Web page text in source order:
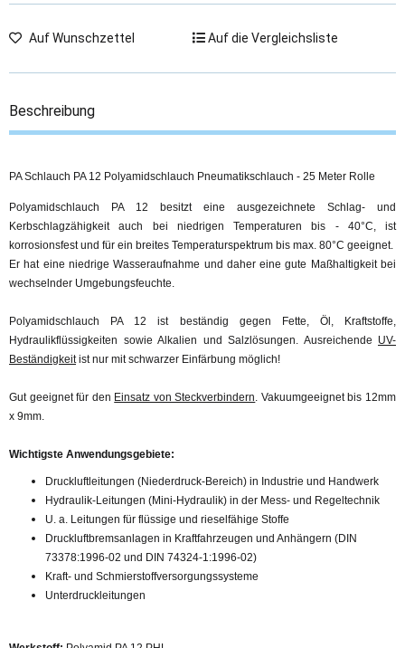
Auf Wunschzettel Auf die Vergleichsliste
Beschreibung
PA Schlauch PA 12 Polyamidschlauch Pneumatikschlauch - 25 Meter Rolle
Polyamidschlauch PA 12 besitzt eine ausgezeichnete Schlag- und
Kerbschlagzähigkeit auch bei niedrigen Temperaturen bis - 40°C, ist
korrosionsfest und für ein breites Temperaturspektrum bis max. 80°C geeignet.
Er hat eine niedrige Wasseraufnahme und daher eine gute Maßhaltigkeit bei
wechselnder Umgebungsfeuchte.
Polyamidschlauch PA 12 ist beständig gegen Fette, Öl, Kraftstoffe,
Hydraulikflüssigkeiten sowie Alkalien und Salzlösungen. Ausreichende UV-
Beständigkeitist nur mit schwarzer Einfärbung möglich!
Gut geeignet für den Einsatz von Steckverbindern. Vakuumgeeignet bis 12mm
x 9mm.
Wichtigste Anwendungsgebiete:
Druckluftleitungen (Niederdruck-Bereich) in Industrie und Handwerk
Hydraulik-Leitungen (Mini-Hydraulik) in der Mess- und Regeltechnik
U. a. Leitungen für flüssige und rieselfähige Stoffe
Druckluftbremsanlagen in Kraftfahrzeugen und Anhängern (DIN
73378:1996-02 und DIN 74324-1:1996-02)
Kraft- und Schmierstoffversorgungssysteme
Unterdruckleitungen